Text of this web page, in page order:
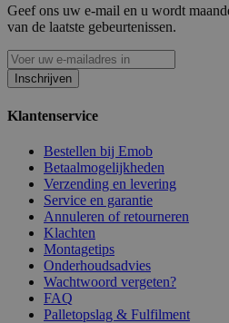
Geef ons uw e-mail en u wordt
van de laatste gebeurtenissen.
Inschrijven
Klantenservice
Bestellen bij Emob
Betaalmogelijkheden
Verzending en levering
Service en garantie
Annuleren of retourneren
Klachten
Montagetips
Onderhoudsadvies
Wachtwoord vergeten?
FAQ
Palletopslag & Fulfilment